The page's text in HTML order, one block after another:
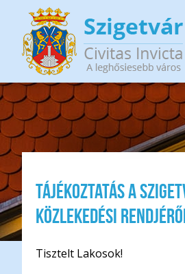
Ugrás a tartalomra
Tájékoztatás a
közlekedési
Tisztelt Lakosok!